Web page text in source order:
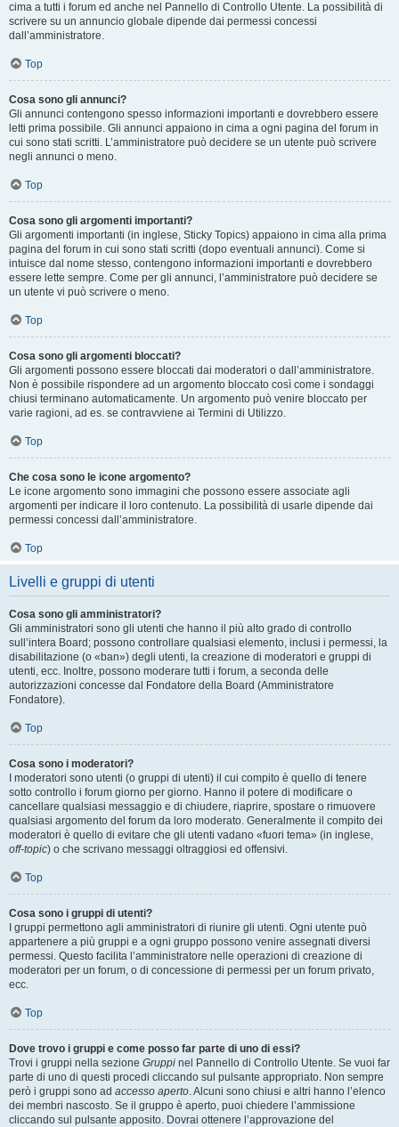
cima a tutti i forum ed anche nel Pannello di Controllo Utente. La possibilità di
scrivere su un annuncio globale dipende dai permessi concessi
dall’amministratore.
Top
Cosa sono gli annunci?
Gli annunci contengono spesso informazioni importanti e dovrebbero essere
letti prima possibile. Gli annunci appaiono in cima a ogni pagina del forum in
cui sono stati scritti. L’amministratore può decidere se un utente può scrivere
negli annunci o meno.
Top
Cosa sono gli argomenti importanti?
Gli argomenti importanti (in inglese, Sticky Topics) appaiono in cima alla prima
pagina del forum in cui sono stati scritti (dopo eventuali annunci). Come si
intuisce dal nome stesso, contengono informazioni importanti e dovrebbero
essere lette sempre. Come per gli annunci, l’amministratore può decidere se
un utente vi può scrivere o meno.
Top
Cosa sono gli argomenti bloccati?
Gli argomenti possono essere bloccati dai moderatori o dall’amministratore.
Non è possibile rispondere ad un argomento bloccato così come i sondaggi
chiusi terminano automaticamente. Un argomento può venire bloccato per
varie ragioni, ad es. se contravviene ai Termini di Utilizzo.
Top
Che cosa sono le icone argomento?
Le icone argomento sono immagini che possono essere associate agli
argomenti per indicare il loro contenuto. La possibilità di usarle dipende dai
permessi concessi dall’amministratore.
Top
Livelli e gruppi di utenti
Cosa sono gli amministratori?
Gli amministratori sono gli utenti che hanno il più alto grado di controllo
sull’intera Board; possono controllare qualsiasi elemento, inclusi i permessi, la
disabilitazione (o «ban») degli utenti, la creazione di moderatori e gruppi di
utenti, ecc. Inoltre, possono moderare tutti i forum, a seconda delle
autorizzazioni concesse dal Fondatore della Board (Amministratore
Fondatore).
Top
Cosa sono i moderatori?
I moderatori sono utenti (o gruppi di utenti) il cui compito è quello di tenere
sotto controllo i forum giorno per giorno. Hanno il potere di modificare o
cancellare qualsiasi messaggio e di chiudere, riaprire, spostare o rimuovere
qualsiasi argomento del forum da loro moderato. Generalmente il compito dei
moderatori è quello di evitare che gli utenti vadano «fuori tema» (in inglese,
off-topic) o che scrivano messaggi oltraggiosi ed offensivi.
Top
Cosa sono i gruppi di utenti?
I gruppi permettono agli amministratori di riunire gli utenti. Ogni utente può
appartenere a più gruppi e a ogni gruppo possono venire assegnati diversi
permessi. Questo facilita l’amministratore nelle operazioni di creazione di
moderatori per un forum, o di concessione di permessi per un forum privato,
ecc.
Top
Dove trovo i gruppi e come posso far parte di uno di essi?
Trovi i gruppi nella sezione Gruppi nel Pannello di Controllo Utente. Se vuoi far
parte di uno di questi procedi cliccando sul pulsante appropriato. Non sempre
però i gruppi sono ad accesso aperto. Alcuni sono chiusi e altri hanno l’elenco
dei membri nascosto. Se il gruppo è aperto, puoi chiedere l’ammissione
cliccando sul pulsante apposito. Dovrai ottenere l’approvazione del